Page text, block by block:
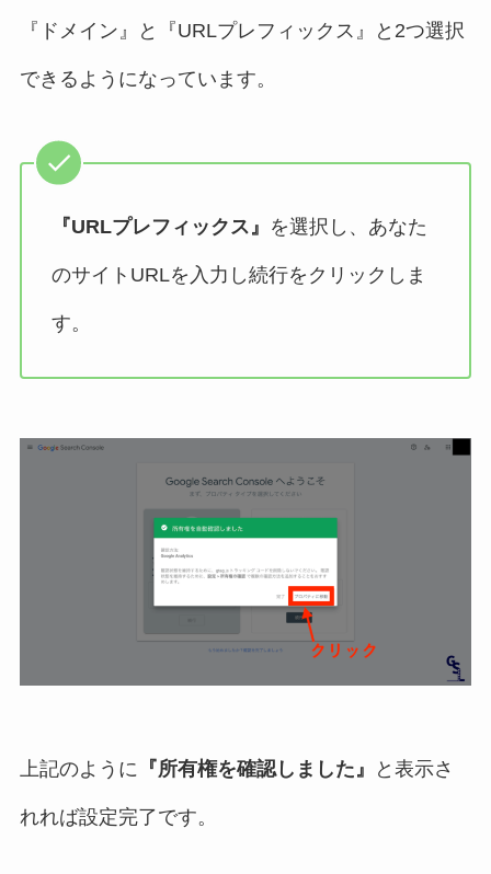
『ドメイン』と『URLプレフィックス』と2つ選択
できるようになっています。
『URLプレフィックス』 を選択し、あなた
のサイトURLを入力し続行をクリックしま
す。
上記のように 『所有権を確認しました』 と表示さ
れれば設定完了です。